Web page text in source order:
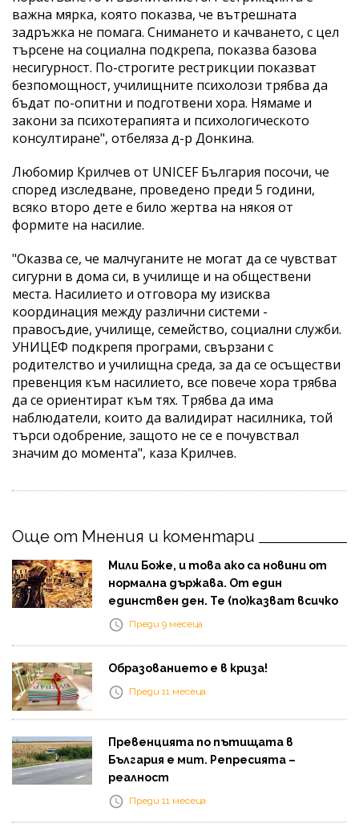
важна мярка, която показва, че вътрешната
задръжка не помага. Снимането и качването, с цел
търсене на социална подкрепа, показва базова
несигурност. По-строгите рестрикции показват
безпомощност, училищните психолози трябва да
бъдат по-опитни и подготвени хора. Нямаме и
закони за психотерапията и психологическото
консултиране", отбеляза д-р Донкина.
Любомир Крилчев от UNICEF България посочи, че
според изследване, проведено преди 5 години,
всяко второ дете е било жертва на някоя от
формите на насилие.
"Оказва се, че малчуганите не могат да се чувстват
сигурни в дома си, в училище и на обществени
места. Насилието и отговора му изисква
координация между различни системи -
правосъдие, училище, семейство, социални служби.
УНИЦЕФ подкрепя програми, свързани с
родителство и училищна среда, за да се осъществи
превенция към насилието, все повече хора трябва
да се ориентират към тях. Трябва да има
наблюдатели, които да валидират насилника, той
търси одобрение, защото не се е почувствал
значим до момента", каза Крилчев.
Още от Мнения и коментари
Мили Боже, и това ако са новини от
нормална държава. От един
единствен ден. Те (по)казват всичко
Преди 9 месеца
Образованието е в криза!
Преди 11 месеца
Превенцията по пътищата в
България е мит. Репресията –
реалност
Преди 11 месеца